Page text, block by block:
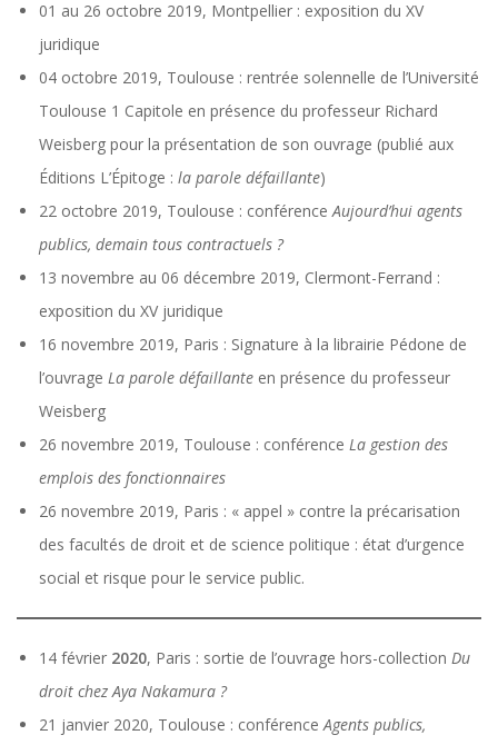
01 au 26 octobre 2019, Montpellier : exposition du XV
juridique
04 octobre 2019, Toulouse : rentrée solennelle de l’Université
Toulouse 1 Capitole en présence du professeur Richard
Weisberg pour la présentation de son ouvrage (publié aux
Éditions L’Épitoge : la parole défaillante)
22 octobre 2019, Toulouse : conférence Aujourd’hui agents
publics, demain tous contractuels ?
13 novembre au 06 décembre 2019, Clermont-Ferrand :
exposition du XV juridique
16 novembre 2019, Paris : Signature à la librairie Pédone de
l’ouvrage La parole défaillante en présence du professeur
Weisberg
26 novembre 2019, Toulouse : conférence La gestion des
emplois des fonctionnaires
26 novembre 2019, Paris : « appel » contre la précarisation
des facultés de droit et de science politique : état d’urgence
social et risque pour le service public.
14 février 2020, Paris : sortie de l’ouvrage hors-collection Du
droit chez Aya Nakamura ?
21 janvier 2020, Toulouse : conférence Agents publics,